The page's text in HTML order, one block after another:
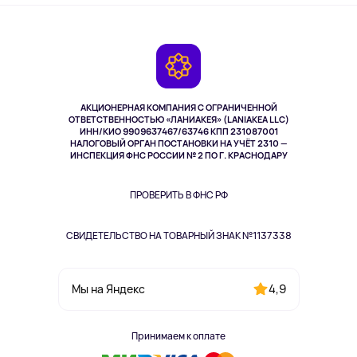
АКЦИОНЕРНАЯ КОМПАНИЯ С ОГРАНИЧЕННОЙ
ОТВЕТСТВЕННОСТЬЮ «ЛАНИАКЕЯ» (LANIAKEA LLC)
ИНН/КИО 9909637467/63746 КПП 231087001
НАЛОГОВЫЙ ОРГАН ПОСТАНОВКИ НА УЧЁТ 2310 —
ИНСПЕКЦИЯ ФНС РОССИИ № 2 ПО Г. КРАСНОДАРУ
ПРОВЕРИТЬ В ФНС РФ
СВИДЕТЕЛЬСТВО НА ТОВАРНЫЙ ЗНАК №1137338
Мы на Яндекс 4,9
Принимаем к оплате
Здоровье питомцев
Одежда и аксессуары